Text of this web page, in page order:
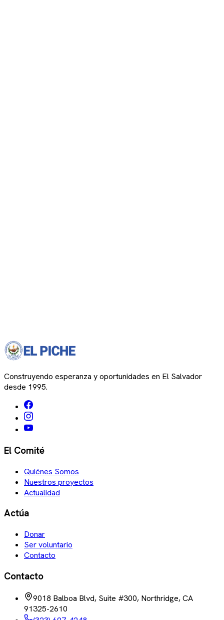
Construyendo esperanza y oportunidades en El Salvador
desde 1995.
El Comité
Quiénes Somos
Nuestros proyectos
Actualidad
Actúa
Donar
Ser voluntario
Contacto
Contacto
9018 Balboa Blvd, Suite #300, Northridge, CA
91325-2610